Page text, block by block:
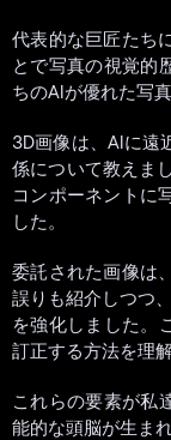
代表的な巨匠たち
とで写真の視覚的
ちのAIが優れた写
3D画像は、AIに遠
係について教えま
コンポーネントに
した。
委託された画像は
誤りも紹介しつつ
を強化しました。
訂正する方法を理
これらの要素が私
能的な頭脳が生まれ